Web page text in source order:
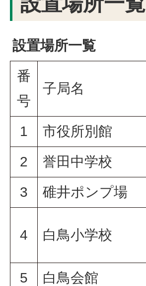
設置場所一覧
番
号
子局名
1 市役所別館
2
誉田中学校
3
碓井ポンプ場
4 白鳥小学校
5
白鳥会館